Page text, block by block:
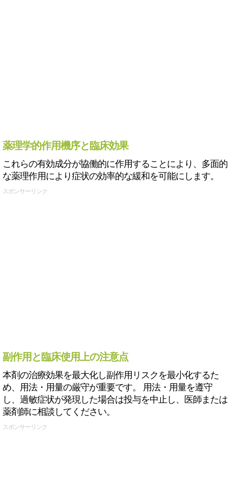
薬理学的作用機序と臨床効果
これらの有効成分が協働的に作用することにより、多面的
な薬理作用により症状の効率的な緩和を可能にします。
スポンサーリンク
副作用と臨床使用上の注意点
本剤の治療効果を最大化し副作用リスクを最小化するた
め、用法・用量の厳守が重要です。 用法・用量を遵守
し、過敏症状が発現した場合は投与を中止し、医師または
薬剤師に相談してください。
スポンサーリンク